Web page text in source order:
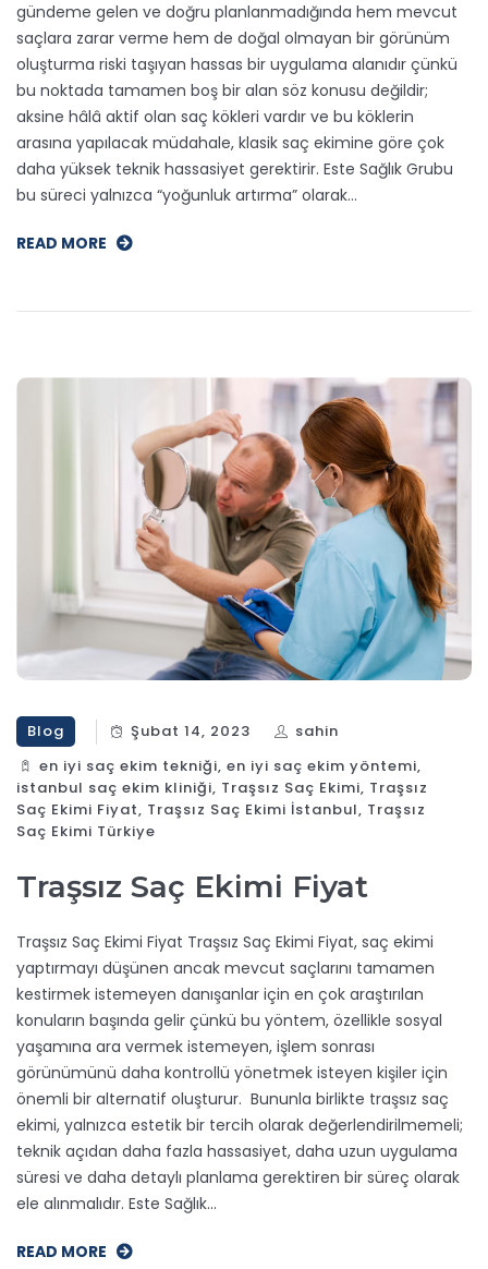
gündeme gelen ve doğru planlanmadığında hem mevcut
saçlara zarar verme hem de doğal olmayan bir görünüm
oluşturma riski taşıyan hassas bir uygulama alanıdır çünkü
bu noktada tamamen boş bir alan söz konusu değildir;
aksine hâlâ aktif olan saç kökleri vardır ve bu köklerin
arasına yapılacak müdahale, klasik saç ekimine göre çok
daha yüksek teknik hassasiyet gerektirir. Este Sağlık Grubu
bu süreci yalnızca “yoğunluk artırma” olarak…
READ MORE
Blog Şubat 14, 2023
sahin
en iyi saç ekim tekniği, en iyi saç ekim yöntemi,
istanbul saç ekim kliniği, Traşsız Saç Ekimi, Traşsız
Saç Ekimi Fiyat, Traşsız Saç Ekimi İstanbul, Traşsız
Saç Ekimi Türkiye
Traşsız Saç Ekimi Fiyat
Traşsız Saç Ekimi Fiyat Traşsız Saç Ekimi Fiyat, saç ekimi
yaptırmayı düşünen ancak mevcut saçlarını tamamen
kestirmek istemeyen danışanlar için en çok araştırılan
konuların başında gelir çünkü bu yöntem, özellikle sosyal
yaşamına ara vermek istemeyen, işlem sonrası
görünümünü daha kontrollü yönetmek isteyen kişiler için
önemli bir alternatif oluşturur. Bununla birlikte traşsız saç
ekimi, yalnızca estetik bir tercih olarak değerlendirilmemeli;
teknik açıdan daha fazla hassasiyet, daha uzun uygulama
süresi ve daha detaylı planlama gerektiren bir süreç olarak
ele alınmalıdır. Este Sağlık…
READ MORE